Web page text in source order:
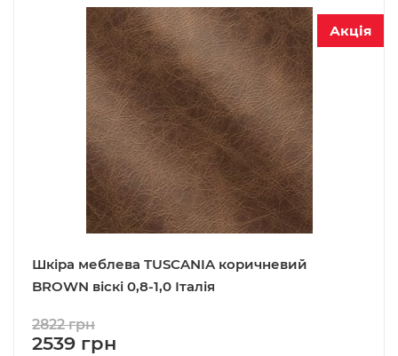
Акція
Шкіра меблева TUSCANIA коричневий
BROWN віскі 0,8-1,0 Італія
2539 грн
2822 грн